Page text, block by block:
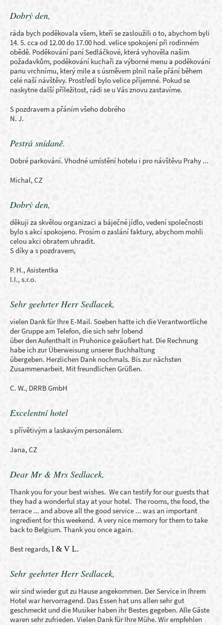
Dobrý den,
ráda bych poděkovala všem, kteří se zasloužili o to, abychom byli
14. 5. cca od 12.00 do 17.00 hod. velice spokojení při rodinném
obědě. Poděkování paní Sedláčkové, která vyhověla našim
požadavkům, poděkování kuchaři za výborné menu a poděkování
panu vrchnímu, který mile a s úsměvem plnil naše přání během
celé naší návštěvy. Prostředí bylo velice příjemné. Pokud se
naskytne další příležitost, rádi se u Vás znovu zastavíme.
S pozdravem a přáním všeho dobrého
N. J.
Pestrá snídaně.
Dobré parkování. Vhodné umístění hotelu i pro návštěvu Prahy ...
Michal, CZ
Dobrý den,
děkuji za skvělou organizaci a báječné jídlo, vedení společnosti
bylo s akcí spokojeno. Prosím o zaslání faktury, abychom mohli
celou akci obratem uhradit.
S díky a s pozdravem,
P. H., Asistentka
I.I., s.r.o.
Sehr geehrter Herr Sedlacek,
vielen Dank für Ihre E-Mail. Soeben hatte ich die Verantwortliche
der Gruppe am Telefon, die sich sehr lobend
über den Aufenthalt in Pruhonice geäußert hat. Die Rechnung
habe ich zur Überweisung unserer Buchhaltung
übergeben. Herzlichen Dank nochmals. Bis zur nächsten
Zusammenarbeit. Mit freundlichen Grüßen.
C. W., DRRB GmbH
Excelentní hotel
s přívětivým a laskavým personálem.
Jana, CZ
Dear Mr & Mrs Sedlacek,
Thank you for your best wishes. We can testify for our guests that
they had a wonderful stay at your hotel. The rooms, the food, the
terrace ... and above all the good service ... was an important
ingredient for this weekend. A very nice memory for them to take
back to Belgium. Thank you once again.
Best regards, I & V L.
Sehr geehrter Herr Sedlacek,
wir sind wieder gut zu Hause angekommen. Der Service in Ihrem
Hotel war hervorragend. Das Essen hat uns allen sehr gut
geschmeckt und die Musiker haben ihr Bestes gegeben. Alle Gäste
waren sehr zufrieden. Vielen Dank für Ihre Mühe. Wir empfehlen